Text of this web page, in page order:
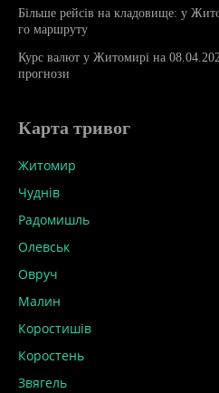
Більше рейсів на кладовище: у
го маршруту
Курс валют у Житомирі на
прогнози
Карта тривог
Житомир
Чуднів
Радомишль
Олевськ
Овруч
Малин
Коростишів
Коростень
Звягель